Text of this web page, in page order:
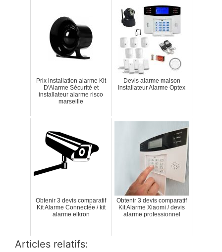
Prix installation alarme Kit
D'Alarme Sécurité et
installateur alarme risco
marseille
Devis alarme maison
Installateur Alarme Optex
Obtenir 3 devis comparatif
Kit Alarme Connectée / kit
alarme elkron
Obtenir 3 devis comparatif
Kit Alarme Xiaomi / devis
alarme professionnel
Articles relatifs: